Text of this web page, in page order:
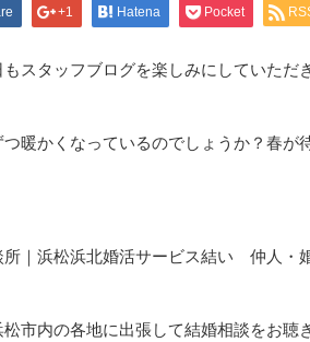
+1 Hatena Pocket
スタッフブログを楽しみにしていただ
暖かくなっているのでしょうか？春
｜浜松浜北婚活サービス結い 仲人・
市内の各地に出張して結婚相談をお